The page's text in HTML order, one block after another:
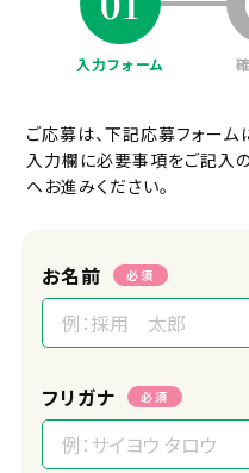
オンラインまたはエフ
(新横浜)
採用担当
入力フォーム
ご応募は、下記応募フォーム
入力欄に必要事項をご記入
へお進みください。
お名前 必須
フリガナ 必須